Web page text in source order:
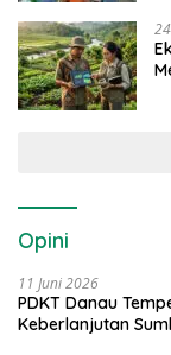
Opini
11 Juni 2026
PDKT Danau
Keberlanjutan